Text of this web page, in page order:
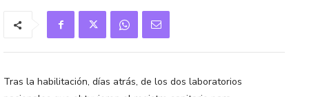
Tras la habilitación, días atrás, de los dos laboratorios